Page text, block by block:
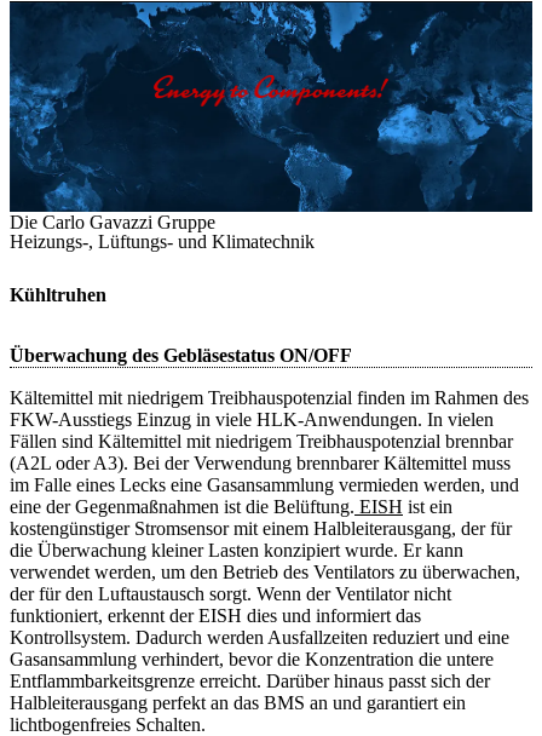
Die Carlo Gavazzi Gruppe
Heizungs-, Lüftungs- und Klimatechnik
Kühltruhen
Überwachung des Gebläsestatus ON/OFF
Kältemittel mit niedrigem Treibhauspotenzial finden im Rahmen des
FKW-Ausstiegs Einzug in viele HLK-Anwendungen. In vielen
Fällen sind Kältemittel mit niedrigem Treibhauspotenzial brennbar
(A2L oder A3). Bei der Verwendung brennbarer Kältemittel muss
im Falle eines Lecks eine Gasansammlung vermieden werden, und
eine der Gegenmaßnahmen ist die Belüftung. EISH ist ein
kostengünstiger Stromsensor mit einem Halbleiterausgang, der für
die Überwachung kleiner Lasten konzipiert wurde. Er kann
verwendet werden, um den Betrieb des Ventilators zu überwachen,
der für den Luftaustausch sorgt. Wenn der Ventilator nicht
funktioniert, erkennt der EISH dies und informiert das
Kontrollsystem. Dadurch werden Ausfallzeiten reduziert und eine
Gasansammlung verhindert, bevor die Konzentration die untere
Entflammbarkeitsgrenze erreicht. Darüber hinaus passt sich der
Halbleiterausgang perfekt an das BMS an und garantiert ein
lichtbogenfreies Schalten.